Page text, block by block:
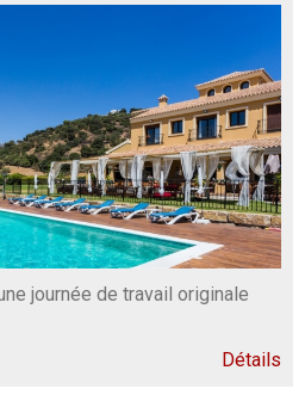
journée de travail originale
Détails